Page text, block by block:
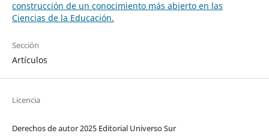
construcción de un conocimiento más abierto en las
Ciencias de la Educación.
Sección
Artículos
Licencia
Derechos de autor 2025 Editorial Universo Sur